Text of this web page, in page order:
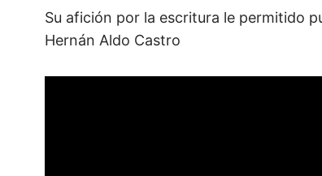
Su afición por la escritura le permitido
Hernán Aldo Castro